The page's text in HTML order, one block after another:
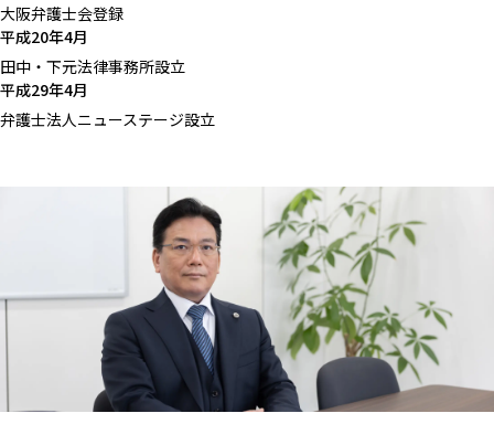
大阪弁護士会登録
平成20年4月
田中・下元法律事務所設立
平成29年4月
弁護士法人ニューステージ設立